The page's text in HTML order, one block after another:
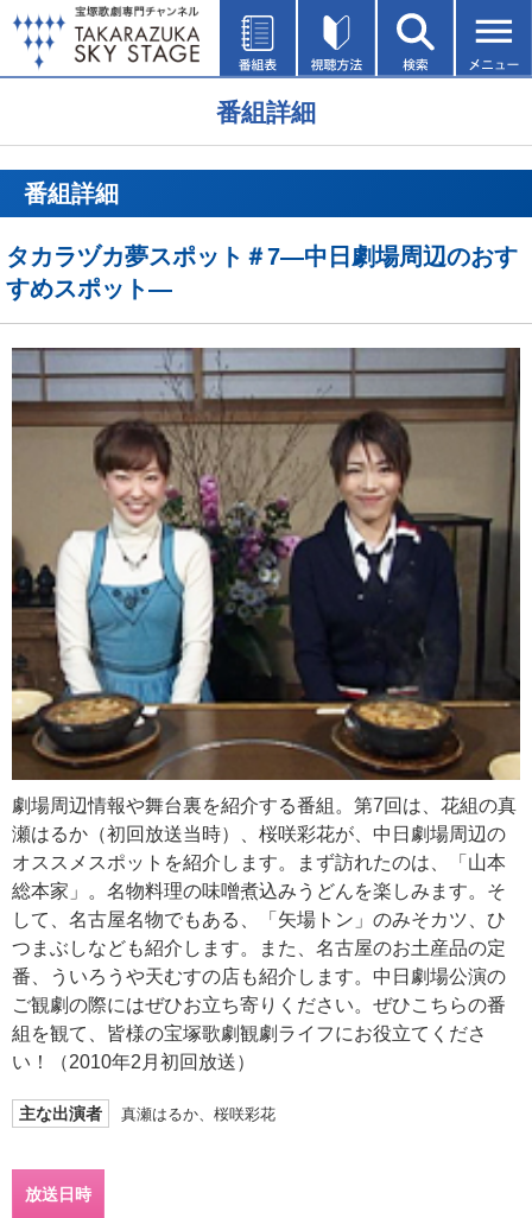
番組詳細
番組詳細
タカラヅカ夢スポット＃7―中日劇場周辺のおす
すめスポット―
劇場周辺情報や舞台裏を紹介する番組。第7回は、花組の真
瀬はるか（初回放送当時）、桜咲彩花が、中日劇場周辺の
オススメスポットを紹介します。まず訪れたのは、「山本
総本家」。名物料理の味噌煮込みうどんを楽しみます。そ
して、名古屋名物でもある、「矢場トン」のみそカツ、ひ
つまぶしなども紹介します。また、名古屋のお土産品の定
番、ういろうや天むすの店も紹介します。中日劇場公演の
ご観劇の際にはぜひお立ち寄りください。ぜひこちらの番
組を観て、皆様の宝塚歌劇観劇ライフにお役立てくださ
い！（2010年2月初回放送）
主な出演者 真瀬はるか、桜咲彩花
放送日時